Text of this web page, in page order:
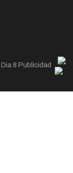
Dia 8 Publicidad